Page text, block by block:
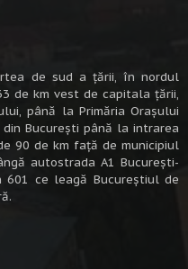
de sud a ţării, în nordul
de km vest de capitala țării,
până la Primăria Orașului
București până la intrarea
90 de km faţă de municipiul
autostrada A1 Bucureşti-
601 ce leagă Bucureştiul de